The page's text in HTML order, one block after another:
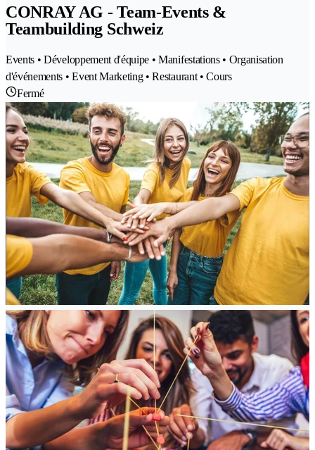
CONRAY AG - Team-Events &
Teambuilding Schweiz
Events • Développement d'équipe • Manifestations • Organisation
d'événements • Event Marketing • Restaurant • Cours
Fermé